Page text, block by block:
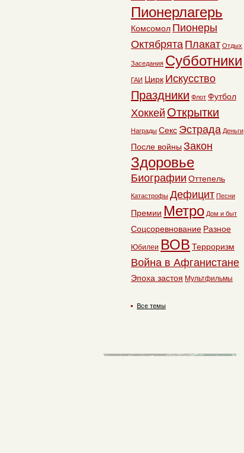
Пионерлагерь
Комсомол Пионеры
Октябрята Плакат Отдых
Заседания Субботники
ГАИ Цирк Искусство
Праздники Флот Футбол
Хоккей Открытки
Награды Секс Эстрада Деньги
После войны Закон
Здоровье
Биографии Оттепель
Катастрофы Дефицит Песни
Премии Метро Дом и быт
Соцсоревнование Разное
Юбилеи ВОВ Терроризм
Война в Афганистане
Эпоха застоя Мультфильмы
Все темы